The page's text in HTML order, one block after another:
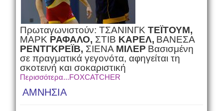
Πρωταγωνιστούν: ΤΣΑΝΙΝΓΚ ΤΕΪΤΟΥΜ,
ΜΑΡΚ ΡΑΦΑΛΟ, ΣΤΙΒ ΚΑΡΕΛ, ΒΑΝΕΣΑ
ΡΕΝΤΓΚΡΕΪΒ, ΣΙΕΝΑ ΜΙΛΕΡ Βασισμένη
σε πραγματικά γεγονότα, αφηγείται τη
σκοτεινή και σοκαριστική
Περισσότερα...FOXCATCHER
ΑΜΝΗΣΙΑ